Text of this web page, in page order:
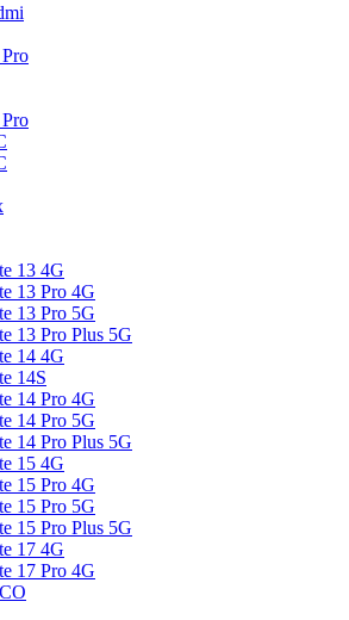
13 4G
13 Pro 4G
13 Pro 5G
13 Pro Plus 5G
14 4G
14S
14 Pro 4G
14 Pro 5G
14 Pro Plus 5G
15 4G
15 Pro 4G
15 Pro 5G
15 Pro Plus 5G
17 4G
17 Pro 4G